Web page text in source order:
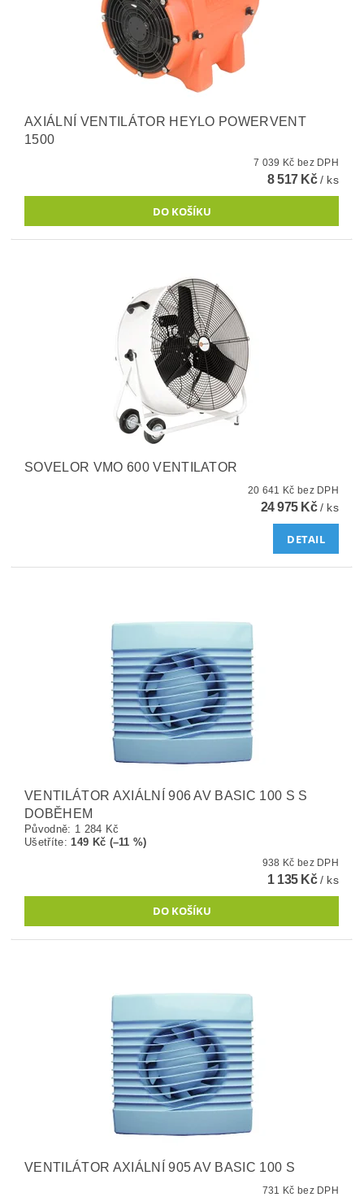
AXIÁLNÍ VENTILÁTOR HEYLO POWERVENT
1500
7 039 Kč bez DPH
8 517 Kč/ ks
SOVELOR VMO 600 VENTILATOR
20 641 Kč bez DPH
24 975 Kč/ ks
DETAIL
VENTILÁTOR AXIÁLNÍ 906 AV BASIC 100 S S
DOBĚHEM
Původně: 1 284 Kč
Ušetříte: 149 Kč (–11 %)
938 Kč bez DPH
1 135 Kč/ ks
VENTILÁTOR AXIÁLNÍ 905 AV BASIC 100 S
731 Kč bez DPH